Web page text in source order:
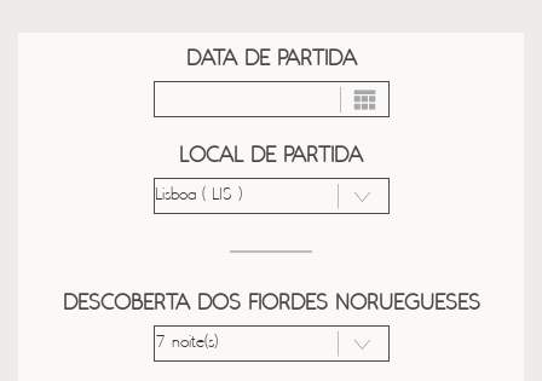
DATA DE PARTIDA
LOCAL DE PARTIDA
DESCOBERTA DOS FIORDES NORUEGUESES